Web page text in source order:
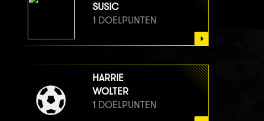
SUSIC
1 DOELPUNTEN
HARRIE
WOLTER
1 DOELPUNTEN